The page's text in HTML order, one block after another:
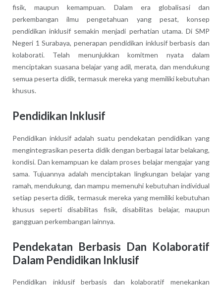
fisik, maupun kemampuan. Dalam era globalisasi dan
perkembangan ilmu pengetahuan yang pesat, konsep
pendidikan inklusif semakin menjadi perhatian utama. Di SMP
Negeri 1 Surabaya, penerapan pendidikan inklusif berbasis dan
kolaborati. Telah menunjukkan komitmen nyata dalam
menciptakan suasana belajar yang adil, merata, dan mendukung
semua peserta didik, termasuk mereka yang memiliki kebutuhan
khusus.
Pendidikan Inklusif
Pendidikan inklusif adalah suatu pendekatan pendidikan yang
mengintegrasikan peserta didik dengan berbagai latar belakang,
kondisi. Dan kemampuan ke dalam proses belajar mengajar yang
sama. Tujuannya adalah menciptakan lingkungan belajar yang
ramah, mendukung, dan mampu memenuhi kebutuhan individual
setiap peserta didik, termasuk mereka yang memiliki kebutuhan
khusus seperti disabilitas fisik, disabilitas belajar, maupun
gangguan perkembangan lainnya.
Pendekatan Berbasis Dan Kolaboratif
Dalam Pendidikan Inklusif
Pendidikan inklusif berbasis dan kolaboratif menekankan